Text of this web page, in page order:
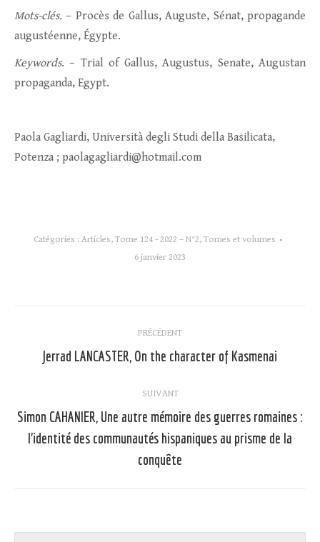
Mots-clés.– Procès de Gallus, Auguste, Sénat, propagande
augustéenne, Égypte.
Keywords. – Trial of Gallus, Augustus, Senate, Augustan
propaganda, Egypt.
Paola Gagliardi, Università degli Studi della Basilicata,
Potenza ; paolagagliardi@hotmail.com
Catégories : Articles, Tome 124 - 2022 – N°2, Tomes et volumes
6 janvier 2023
article
PRÉCÉDENT
Article
:
Jerrad LANCASTER, On the character of Kasmenai
SUIVANT
Article
suivant
Simon CAHANIER, Une autre mémoire des guerres romaines :
l’identité des communautés hispaniques au prisme de la
conquête